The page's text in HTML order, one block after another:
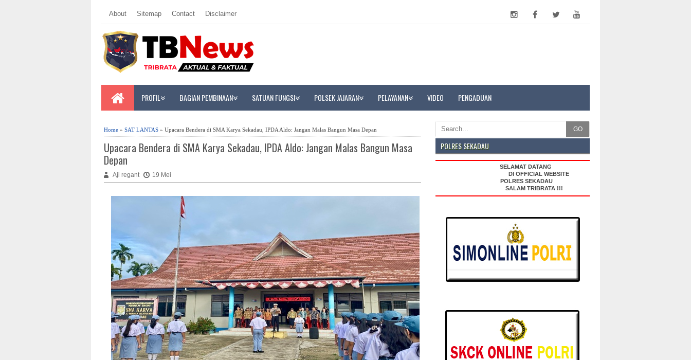
About Sitemap Contact Disclaimer
PROFIL BAGIAN PEMBINAAN SATUAN FUNGSI POLSEK JAJARAN PELAYANAN VIDEO PENGADUAN
Home » SAT LANTAS » Upacara Bendera di SMA Karya Sekadau, IPDA Aldo: Jangan Malas Bangun Masa Depan
Upacara Bendera di SMA Karya Sekadau, IPDA Aldo: Jangan Malas Bangun Masa
Depan
Aji regant 19 Mei
GO
POLRES SEKADAU
SELAMAT DATANG
DI OFFICIAL WEBSITE
POLRES SEKADAU
SALAM TRIBRATA !!!